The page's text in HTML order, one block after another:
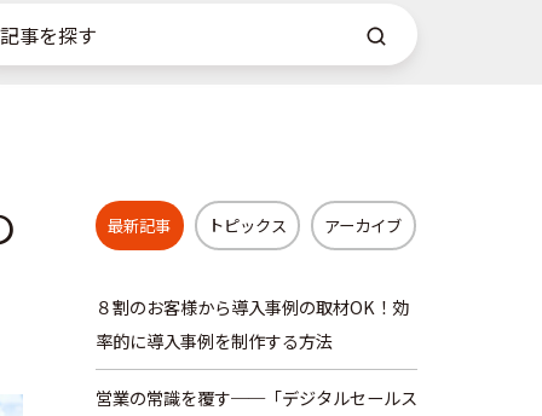
最新記事 トピックス アーカイブ
８割のお客様から導入事例の取材OK！効
率的に導入事例を制作する方法
営業の常識を覆す──「デジタルセールス